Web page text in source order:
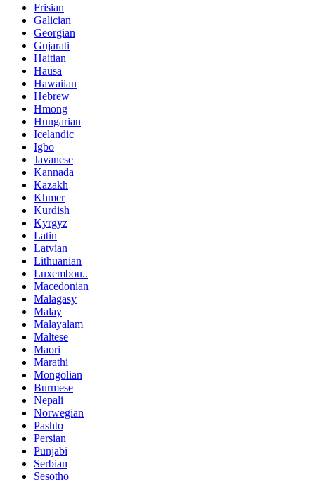
Frisian
Galician
Georgian
Gujarati
Haitian
Hausa
Hawaiian
Hebrew
Hmong
Hungarian
Icelandic
Igbo
Javanese
Kannada
Kazakh
Khmer
Kurdish
Kyrgyz
Latin
Latvian
Lithuanian
Luxembou..
Macedonian
Malagasy
Malay
Malayalam
Maltese
Maori
Marathi
Mongolian
Burmese
Nepali
Norwegian
Pashto
Persian
Punjabi
Serbian
Sesotho